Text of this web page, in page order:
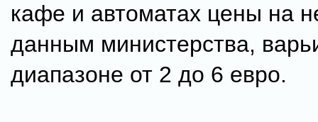
кафе и автоматах цены на
данным министерства,
диапазоне от 2 до 6 евро.